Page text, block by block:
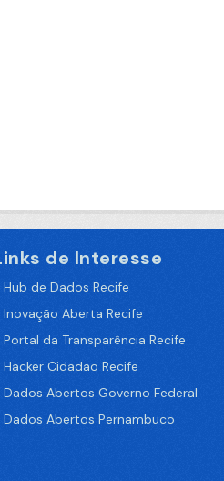
de Interesse
Hub de Dados Recife
Inovação Aberta Recife
Portal da Transparência Recife
Hacker Cidadão Recife
Dados Abertos Governo Federal
Dados Abertos Pernambuco